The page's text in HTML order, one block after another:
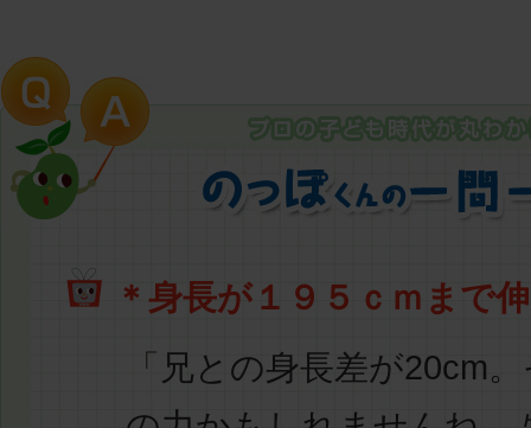
＊身長が１９５ｃｍまで
「兄との身長差が20cm